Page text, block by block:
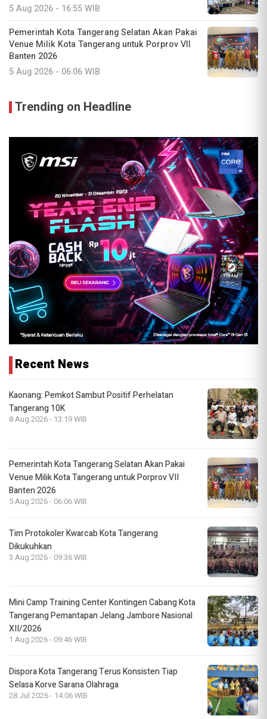
5 Aug 2026 - 16:55 WIB
Pemerintah Kota Tangerang Selatan Akan Pakai
Venue Milik Kota Tangerang untuk Porprov VII
Banten 2026
5 Aug 2026 - 06:06 WIB
Trending on Headline
Recent News
Kaonang: Pemkot Sambut Positif Perhelatan
Tangerang 10K
8 Aug 2026 - 13:19 WIB
Pemerintah Kota Tangerang Selatan Akan Pakai
Venue Milik Kota Tangerang untuk Porprov VII
Banten 2026
5 Aug 2026 - 06:06 WIB
Tim Protokoler Kwarcab Kota Tangerang
Dikukuhkan
3 Aug 2026 - 09:36 WIB
Mini Camp Training Center Kontingen Cabang Kota
Tangerang Pemantapan Jelang Jambore Nasional
XII/2026
1 Aug 2026 - 09:46 WIB
Dispora Kota Tangerang Terus Konsisten Tiap
Selasa Korve Sarana Olahraga
28 Jul 2026 - 14:06 WIB